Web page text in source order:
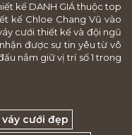
kế DANH GIÁ thuộc top
kế Chloe Chang Vũ vào
cưới thiết kế và đội ngũ
được sự tin yêu từ vô
nắm giữ vị trí số 1 trong
cưới đẹp